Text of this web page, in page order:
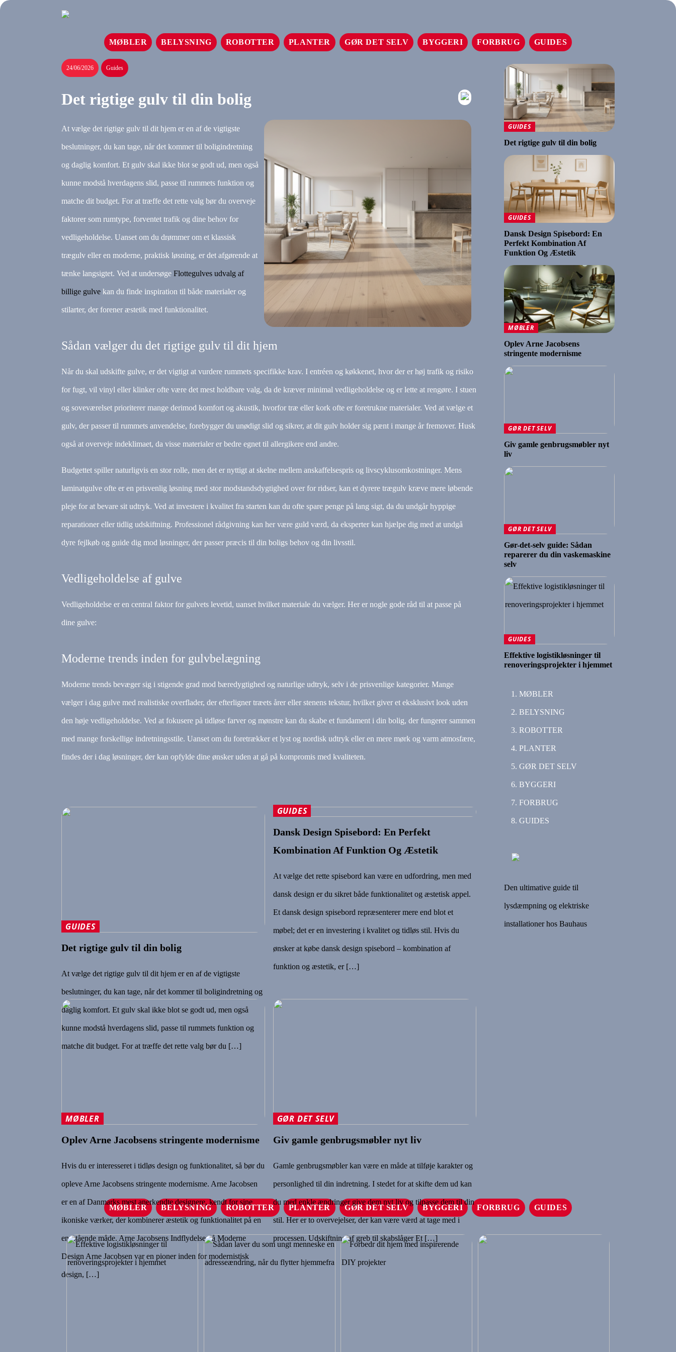
MØBLER BELYSNING ROBOTTER PLANTER GØR DET SELV BYGGERI FORBRUG GUIDES
24/06/2026 Guides
Det rigtige gulv til din bolig
At vælge det rigtige gulv til dit hjem er en af de vigtigste
beslutninger, du kan tage, når det kommer til boligindretning
og daglig komfort. Et gulv skal ikke blot se godt ud, men også
kunne modstå hverdagens slid, passe til rummets funktion og
matche dit budget. For at træffe det rette valg bør du overveje
faktorer som rumtype, forventet trafik og dine behov for
vedligeholdelse. Uanset om du drømmer om et klassisk
trægulv eller en moderne, praktisk løsning, er det afgørende at
tænke langsigtet. Ved at undersøge Flottegulves udvalg af
billige gulve kan du finde inspiration til både materialer og
stilarter, der forener æstetik med funktionalitet.
Sådan vælger du det rigtige gulv til dit hjem
Når du skal udskifte gulve, er det vigtigt at vurdere rummets specifikke krav. I entréen og køkkenet, hvor der er høj trafik og risiko
for fugt, vil vinyl eller klinker ofte være det mest holdbare valg, da de kræver minimal vedligeholdelse og er lette at rengøre. I stuen
og soveværelset prioriterer mange derimod komfort og akustik, hvorfor træ eller kork ofte er foretrukne materialer. Ved at vælge et
gulv, der passer til rummets anvendelse, forebygger du unødigt slid og sikrer, at dit gulv holder sig pænt i mange år fremover. Husk
også at overveje indeklimaet, da visse materialer er bedre egnet til allergikere end andre.
Budgettet spiller naturligvis en stor rolle, men det er nyttigt at skelne mellem anskaffelsespris og livscyklusomkostninger. Mens
laminatgulve ofte er en prisvenlig løsning med stor modstandsdygtighed over for ridser, kan et dyrere trægulv kræve mere løbende
pleje for at bevare sit udtryk. Ved at investere i kvalitet fra starten kan du ofte spare penge på lang sigt, da du undgår hyppige
reparationer eller tidlig udskiftning. Professionel rådgivning kan her være guld værd, da eksperter kan hjælpe dig med at undgå
dyre fejlkøb og guide dig mod løsninger, der passer præcis til din boligs behov og din livsstil.
Vedligeholdelse af gulve
Vedligeholdelse er en central faktor for gulvets levetid, uanset hvilket materiale du vælger. Her er nogle gode råd til at passe på
dine gulve:
Moderne trends inden for gulvbelægning
Moderne trends bevæger sig i stigende grad mod bæredygtighed og naturlige udtryk, selv i de prisvenlige kategorier. Mange
vælger i dag gulve med realistiske overflader, der efterligner træets årer eller stenens tekstur, hvilket giver et eksklusivt look uden
den høje vedligeholdelse. Ved at fokusere på tidløse farver og mønstre kan du skabe et fundament i din bolig, der fungerer sammen
med mange forskellige indretningsstile. Uanset om du foretrækker et lyst og nordisk udtryk eller en mere mørk og varm atmosfære,
findes der i dag løsninger, der kan opfylde dine ønsker uden at gå på kompromis med kvaliteten.
GUIDES
Det rigtige gulv til din bolig
At vælge det rigtige gulv til dit hjem er en af de vigtigste
beslutninger, du kan tage, når det kommer til boligindretning og
daglig komfort. Et gulv skal ikke blot se godt ud, men også
kunne modstå hverdagens slid, passe til rummets funktion og
matche dit budget. For at træffe det rette valg bør du […]
GUIDES
Dansk Design Spisebord: En Perfekt
Kombination Af Funktion Og Æstetik
At vælge det rette spisebord kan være en udfordring, men med
dansk design er du sikret både funktionalitet og æstetisk appel.
Et dansk design spisebord repræsenterer mere end blot et
møbel; det er en investering i kvalitet og tidløs stil. Hvis du
ønsker at købe dansk design spisebord – kombination af
funktion og æstetik, er […]
MØBLER
Oplev Arne Jacobsens stringente modernisme
Hvis du er interesseret i tidløs design og funktionalitet, så bør du
opleve Arne Jacobsens stringente modernisme. Arne Jacobsen
er en af Danmarks mest anerkendte designere, kendt for sine
ikoniske værker, der kombinerer æstetik og funktionalitet på en
enestående måde. Arne Jacobsens Indflydelse på Moderne
Design Arne Jacobsen var en pioner inden for modernistisk
design, […]
GØR DET SELV
Giv gamle genbrugsmøbler nyt liv
Gamle genbrugsmøbler kan være en måde at tilføje karakter og
personlighed til din indretning. I stedet for at skifte dem ud kan
du med enkle ændringer give dem nyt liv og tilpasse dem til din
stil. Her er to overvejelser, der kan være værd at tage med i
processen. Udskiftning af greb til skabslåger Et […]
GUIDES
Det rigtige gulv til din bolig
GUIDES
Dansk Design Spisebord: En
Perfekt Kombination Af
Funktion Og Æstetik
MØBLER
Oplev Arne Jacobsens
stringente modernisme
GØR DET SELV
Giv gamle genbrugsmøbler nyt
liv
GØR DET SELV
Gør-det-selv guide: Sådan
reparerer du din vaskemaskine
selv
GUIDES
Effektive logistikløsninger til
renoveringsprojekter i hjemmet
MØBLER
BELYSNING
ROBOTTER
PLANTER
GØR DET SELV
BYGGERI
FORBRUG
GUIDES
Den ultimative guide til
lysdæmpning og elektriske
installationer hos Bauhaus
MØBLER BELYSNING ROBOTTER PLANTER GØR DET SELV BYGGERI FORBRUG GUIDES